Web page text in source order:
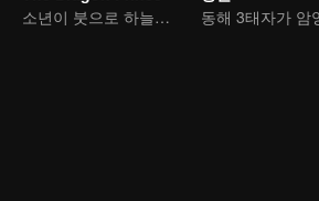
소년이 붓으로 하늘을 가른다